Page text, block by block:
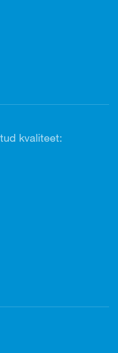
kvaliteet: